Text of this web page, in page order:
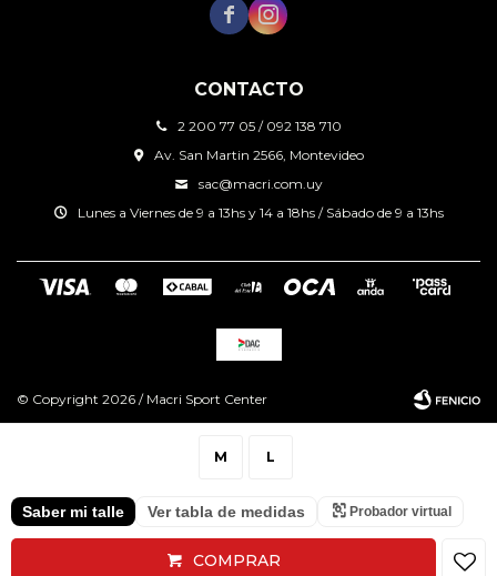
M L
Saber mi talle Ver tabla de medidas Probador virtual
COMPRAR
CONTACTO
2 200 77 05 / 092 138 710
Av. San Martin 2566, Montevideo
sac@macri.com.uy
Lunes a Viernes de 9 a 13hs y 14 a 18hs / Sábado de 9 a 13hs
 
© Copyright 2026 / Macri Sport Center
Fenicio